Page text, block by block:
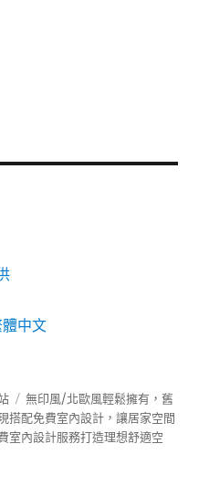
中文
無印風/北歐風輕鬆擁有，舊
搭配免費室內設計，讓居家空間
室內設計服務打造理想舒適空